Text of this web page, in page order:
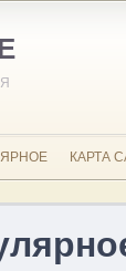
КАРТА